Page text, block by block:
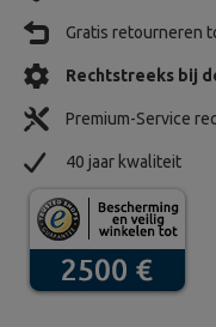
Gratis retourneren
Rechtstreeks bij
Premium-Service
40 jaar kwaliteit